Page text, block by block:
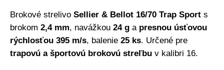
Brokové strelivo Sellier & Bellot 16/70 Trap Sport s
brokom 2,4 mm, navážkou 24 g a presnou úsťovou
rýchlosťou 395 m/s, balenie 25 ks. Určené pre
trapovú a športovú brokovú streľbu v kalibri 16.
HĽADAŤ
O